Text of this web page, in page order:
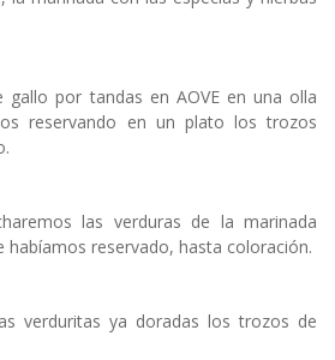
por tandas en AOVE en una olla
reservando en un plato los trozos
las verduras de la marinada
habíamos reservado, hasta coloración.
verduritas ya doradas los trozos de